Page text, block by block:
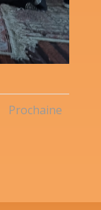
Prochaine